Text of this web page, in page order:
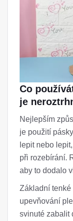
Co
je
Nejlepším
je použití
lepit nebo
při rozebírání.
aby to dodalo
Základní
upevňování
svinuté zabalit